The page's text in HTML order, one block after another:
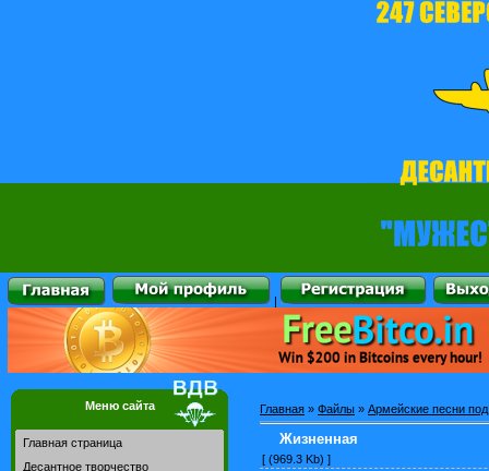
|
Меню сайта
Главная страница
Десантное творчество
Главная » Файлы » Армейские песни под
Жизненная
[ (969.3 Kb) ]